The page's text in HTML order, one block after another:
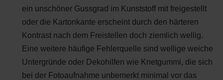
ein unschöner Gussgrad im Kunststoff mit freigestellt
oder die Kartonkante erscheint durch den härteren
Kontrast nach dem Freistellen doch ziemlich wellig.
Eine weitere häufige Fehlerquelle sind wellige weiche
Untergründe oder Dekohilfen wie Knetgummi, die sich
bei der Fotoaufnahme unbemerkt minimal vor das